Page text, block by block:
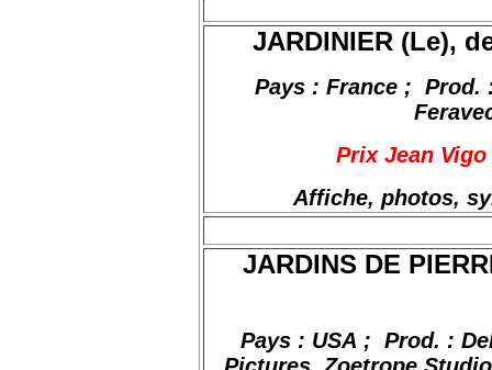
JARDINIER (Le),
Pays : France ; Prod.
Prix Jean
Affiche, photos,
JARDINS DE
Pays : USA ; Prod. :